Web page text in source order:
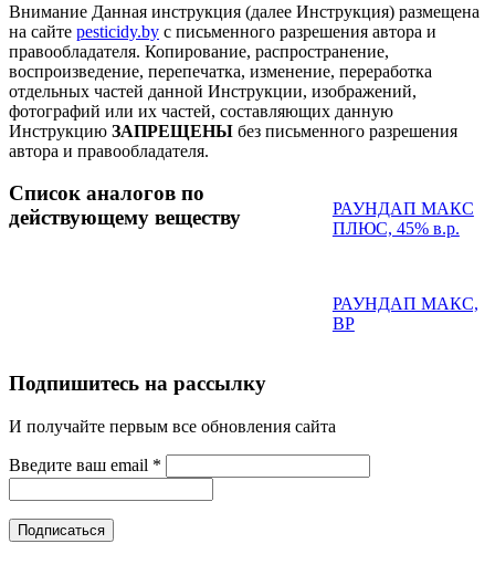
Внимание Данная инструкция (далее Инструкция) размещена
на сайте pesticidy.by с письменного разрешения автора и
правообладателя. Копирование, распространение,
воспроизведение, перепечатка, изменение, переработка
отдельных частей данной Инструкции, изображений,
фотографий или их частей, составляющих данную
Инструкцию ЗАПРЕЩЕНЫ без письменного разрешения
автора и правообладателя.
Список аналогов по
действующему веществу
РАУНДАП МАКС
ПЛЮС, 45% в.р.
РАУНДАП МАКС,
ВР
Подпишитесь на рассылку
И получайте первым все обновления сайта
Введите ваш email *